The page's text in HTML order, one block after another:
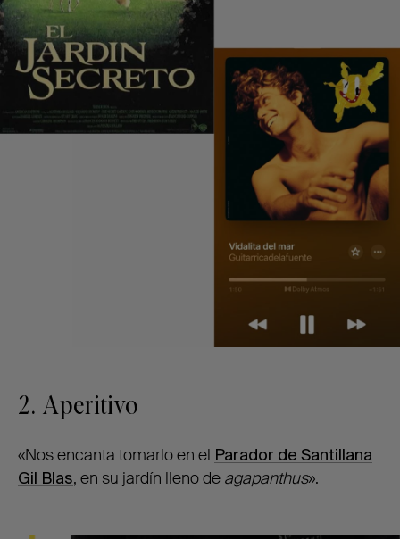
2. Aperitivo
«Nos encanta tomarlo en el Parador de Santillana
Gil Blas, en su jardín lleno de agapanthus».